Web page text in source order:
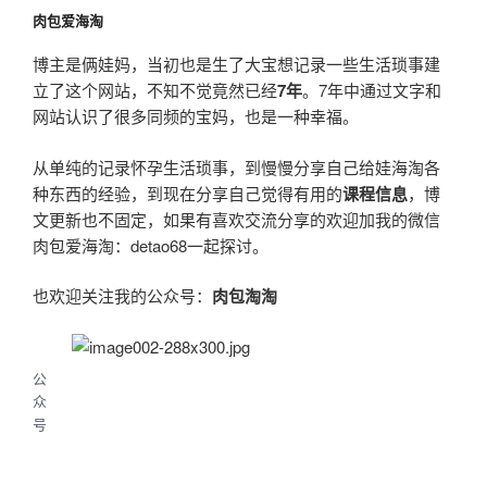
肉包爱海淘
博主是俩娃妈，当初也是生了大宝想记录一些生活琐事建
立了这个网站，不知不觉竟然已经7年。7年中通过文字和
网站认识了很多同频的宝妈，也是一种幸福。
从单纯的记录怀孕生活琐事，到慢慢分享自己给娃海淘各
种东西的经验，到现在分享自己觉得有用的课程信息，博
文更新也不固定，如果有喜欢交流分享的欢迎加我的微信
肉包爱海淘：detao68一起探讨。
也欢迎关注我的公众号： 肉包淘淘
公
众
号